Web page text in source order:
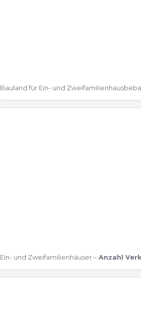
Bauland für Ein- und
Ein- und Zweifamilienhäuser –Anzahl